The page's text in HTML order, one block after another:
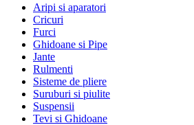
Aripi si aparatori
Cricuri
Furci
Ghidoane si Pipe
Jante
Rulmenti
Sisteme de pliere
Suruburi si piulite
Suspensii
Tevi si Ghidoane